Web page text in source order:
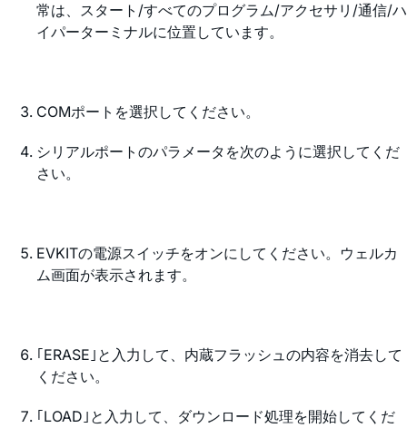
常は、スタート/すべてのプログラム/アクセサリ/通信/ハ
イパーターミナルに位置しています。
COMポートを選択してください。
シリアルポートのパラメータを次のように選択してくだ
さい。
EVKITの電源スイッチをオンにしてください。ウェルカ
ム画面が表示されます。
｢ERASE｣と入力して、内蔵フラッシュの内容を消去して
ください。
｢LOAD｣と入力して、ダウンロード処理を開始してくだ